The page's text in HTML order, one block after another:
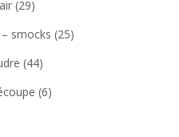
(29)
smocks (25)
(44)
(6)